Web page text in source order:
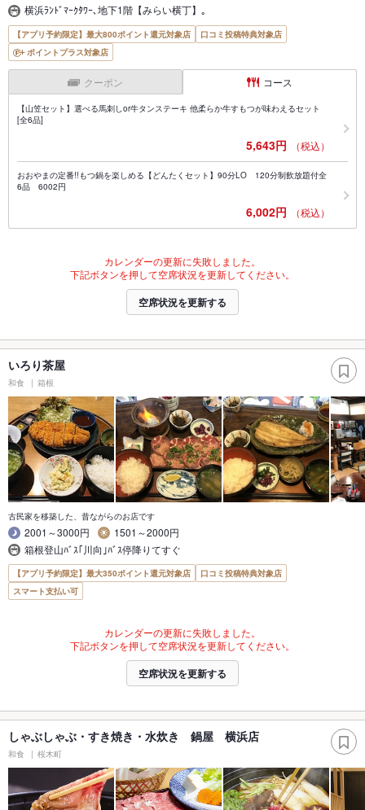
横浜ﾗﾝﾄﾞﾏｰｸﾀﾜｰ､地下1階【みらい横丁】｡
【アプリ予約限定】最大800ポイント還元対象店
口コミ投稿特典対象店
ポイントプラス対象店
クーポン コース
【山笠セット】選べる馬刺しor牛タンステーキ 他柔らか牛すもつが味わえるセット
[全6品]
5,643円 （税込）
おおやまの定番!!もつ鍋を楽しめる【どんたくセット】90分LO 120分制飲放題付全
6品 6002円
6,002円 （税込）
カレンダーの更新に失敗しました。
下記ボタンを押して空席状況を更新してください。
空席状況を更新する
いろり茶屋
和食 箱根
古民家を移築した、昔ながらのお店です
2001～3000円
1501～2000円
箱根登山ﾊﾞｽ｢川向｣ﾊﾞｽ停降りてすぐ
【アプリ予約限定】最大350ポイント還元対象店
口コミ投稿特典対象店
スマート支払い可
カレンダーの更新に失敗しました。
下記ボタンを押して空席状況を更新してください。
空席状況を更新する
しゃぶしゃぶ・すき焼き・水炊き 鍋屋 横浜店
和食 桜木町